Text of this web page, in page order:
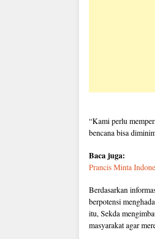
“Kami perlu
bencana bisa
Baca juga:
Prancis Minta
Berdasarkan
berpotensi
itu, Sekda
masyarakat agar